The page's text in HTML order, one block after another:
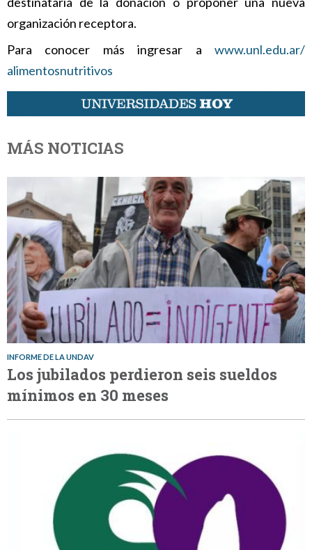
organización receptora.
Para conocer más ingresar a www.unl.edu.ar/
alimentosnutritivos
MÁS NOTICIAS
INFORME DE LA UNDAV
Los jubilados perdieron seis sueldos
mínimos en 30 meses